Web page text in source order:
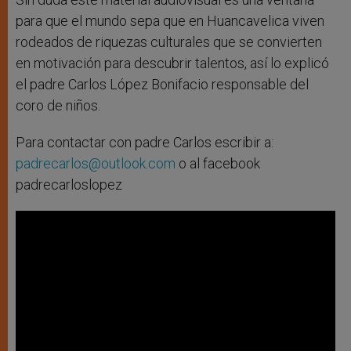
para que el mundo sepa que en Huancavelica viven
rodeados de riquezas culturales que se convierten
en motivación para descubrir talentos, así lo explicó
el padre Carlos López Bonifacio responsable del
coro de niños.
Para contactar con padre Carlos escribir a:
padrecarlos@outlook.com o al facebook
padrecarloslopez